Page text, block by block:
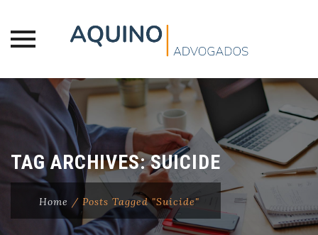
Skip
content
TAG ARCHIVES:SUICIDE
Home / Posts Tagged "Suicide"